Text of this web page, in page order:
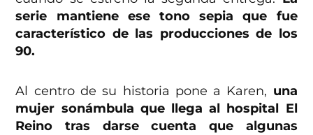
serie mantiene ese tono sepia que fue
característico de las producciones de los
90.
Al centro de su historia pone a Karen, una
mujer sonámbula que llega al hospital El
Reino tras darse cuenta que algunas